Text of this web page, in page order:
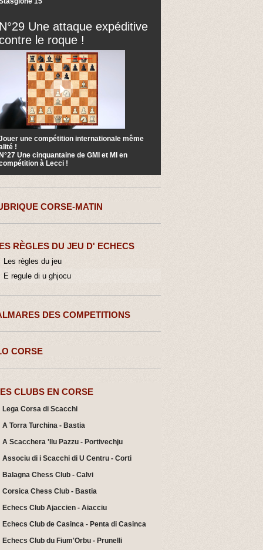
15
Une attaque expéditive
le roque !
une compétition internationale même
!
Une cinquantaine de GMI et MI en
à Lecci !
CORSE-MATIN
RÈGLES DU JEU D' ECHECS
Les règles du jeu
E regule di u ghjocu
DES COMPETITIONS
CORSE
CLUBS EN CORSE
Lega Corsa di Scacchi
A Torra Turchina - Bastia
A Scacchera 'llu Pazzu - Portivechju
Associu di i Scacchi di U Centru - Corti
Balagna Chess Club - Calvi
Corsica Chess Club - Bastia
Echecs Club Ajaccien - Aiacciu
Echecs Club de Casinca - Penta di Casinca
Echecs Club du Fium'Orbu - Prunelli